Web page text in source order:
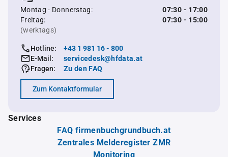
Montag - Donnerstag:
07:30 - 17:00
Freitag:
07:30 - 15:00
(werktags)
Hotline:
+43 1 981 16 - 800
E-Mail:
servicedesk@hfdata.at
Fragen:
Zu den FAQ
Zum Kontaktformular
Services
FAQ firmenbuchgrundbuch.at
Zentrales Melderegister ZMR
Monitoring